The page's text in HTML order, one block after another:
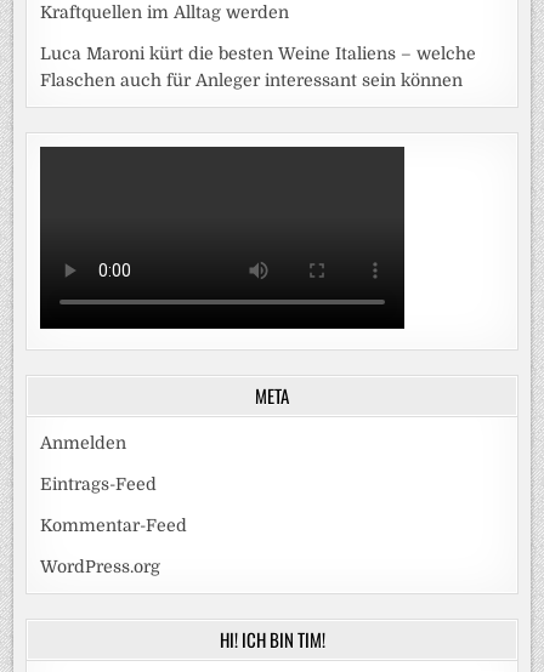
Kraftquellen im Alltag werden
Luca Maroni kürt die besten Weine Italiens – welche
Flaschen auch für Anleger interessant sein können
META
Anmelden
Eintrags-Feed
Kommentar-Feed
WordPress.org
HI! ICH BIN TIM!